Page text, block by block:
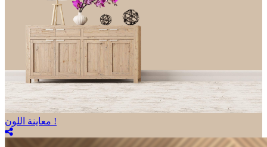
معاينة اللون !